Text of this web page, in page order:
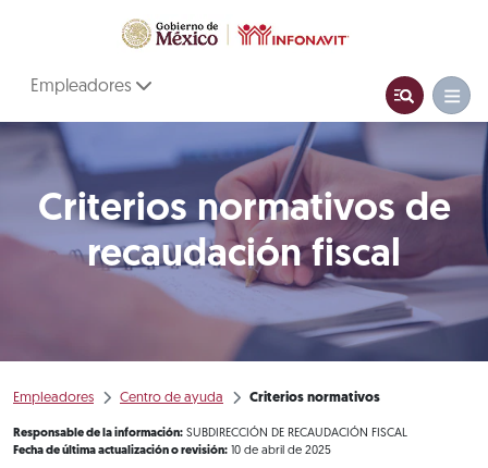
Empleadores
Criterios normativos de
recaudación fiscal
Empleadores Centro de ayuda Criterios normativos
Responsable de la información: SUBDIRECCIÓN DE RECAUDACIÓN FISCAL
Fecha de última actualización o revisión: 10 de abril de 2025